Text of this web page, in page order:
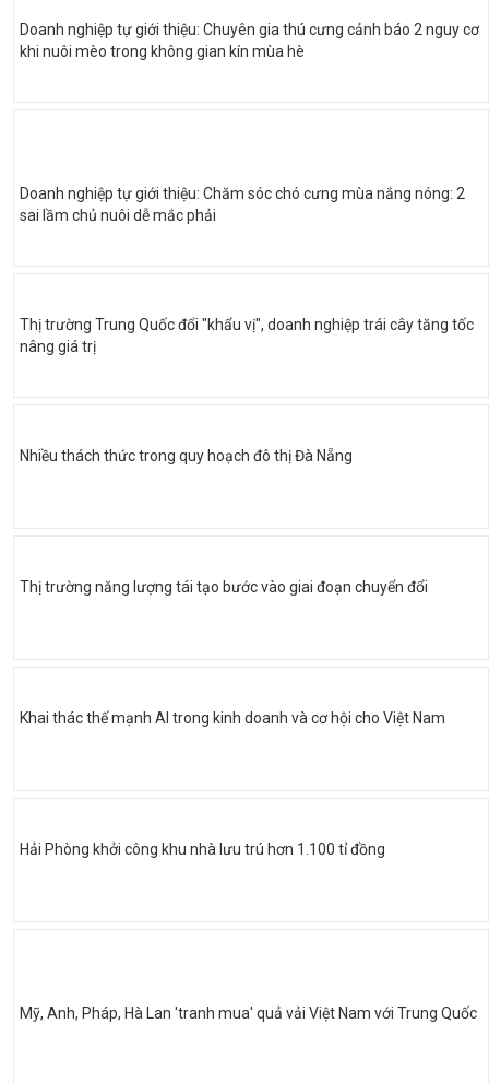
Doanh nghiệp tự giới thiệu: Chuyên gia thú cưng cảnh báo 2 nguy cơ
khi nuôi mèo trong không gian kín mùa hè
Doanh nghiệp tự giới thiệu: Chăm sóc chó cưng mùa nắng nóng: 2
sai lầm chủ nuôi dễ mắc phải
Thị trường Trung Quốc đổi "khẩu vị", doanh nghiệp trái cây tăng tốc
nâng giá trị
Nhiều thách thức trong quy hoạch đô thị Đà Nẵng
Thị trường năng lượng tái tạo bước vào giai đoạn chuyển đổi
Khai thác thế mạnh AI trong kinh doanh và cơ hội cho Việt Nam
Hải Phòng khởi công khu nhà lưu trú hơn 1.100 tỉ đồng
Mỹ, Anh, Pháp, Hà Lan 'tranh mua' quả vải Việt Nam với Trung Quốc